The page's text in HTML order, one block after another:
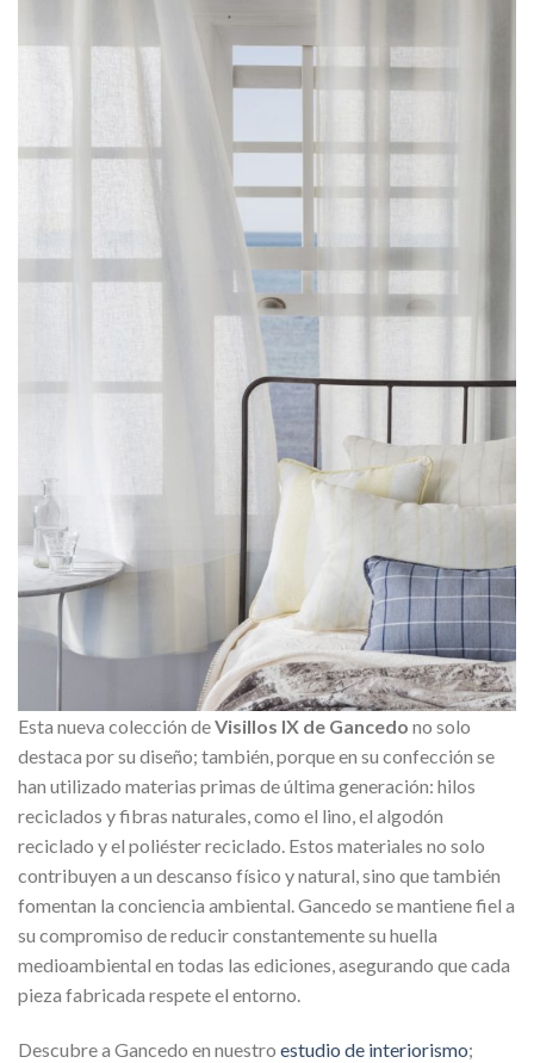
Esta nueva colección deVisillos IX de Gancedo no solo
destaca por su diseño; también, porque en su confección se
han utilizado materias primas de última generación: hilos
reciclados y fibras naturales, como el lino, el algodón
reciclado y el poliéster reciclado. Estos materiales no solo
contribuyen a un descanso físico y natural, sino que también
fomentan la conciencia ambiental. Gancedo se mantiene fiel a
su compromiso de reducir constantemente su huella
medioambiental en todas las ediciones, asegurando que cada
pieza fabricada respete el entorno.
Descubre a Gancedo en nuestro estudio de interiorismo;